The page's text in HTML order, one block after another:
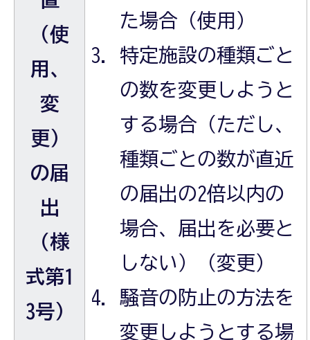
（使
用、
変
更）
の届
出
（様
式第1
3号）
た場合（使用）
特定施設の種類ごと
の数を変更しようと
する場合（ただし、
種類ごとの数が直近
の届出の2倍以内の
場合、届出を必要と
しない）（変更）
騒音の防止の方法を
変更しようとする場